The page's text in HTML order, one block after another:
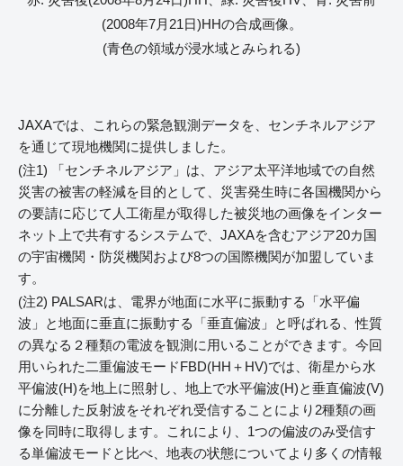
(2008年7月21日)HHの合成画像。
(青色の領域が浸水域とみられる)
JAXAでは、これらの緊急観測データを、センチネルアジア
を通じて現地機関に提供しました。
(注1) 「センチネルアジア」は、アジア太平洋地域での自然
災害の被害の軽減を目的として、災害発生時に各国機関から
の要請に応じて人工衛星が取得した被災地の画像をインター
ネット上で共有するシステムで、JAXAを含むアジア20カ国
の宇宙機関・防災機関および8つの国際機関が加盟していま
す。
(注2) PALSARは、電界が地面に水平に振動する「水平偏
波」と地面に垂直に振動する「垂直偏波」と呼ばれる、性質
の異なる２種類の電波を観測に用いることができます。今回
用いられた二重偏波モードFBD(HH＋HV)では、衛星から水
平偏波(H)を地上に照射し、地上で水平偏波(H)と垂直偏波(V)
に分離した反射波をそれぞれ受信することにより2種類の画
像を同時に取得します。これにより、1つの偏波のみ受信す
る単偏波モードと比べ、地表の状態についてより多くの情報